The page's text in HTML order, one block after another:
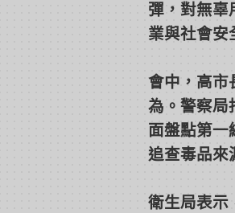
彈，對無辜
業與社會安
會中，高市
為。警察局
面盤點第一
追查毒品來
衛生局表示